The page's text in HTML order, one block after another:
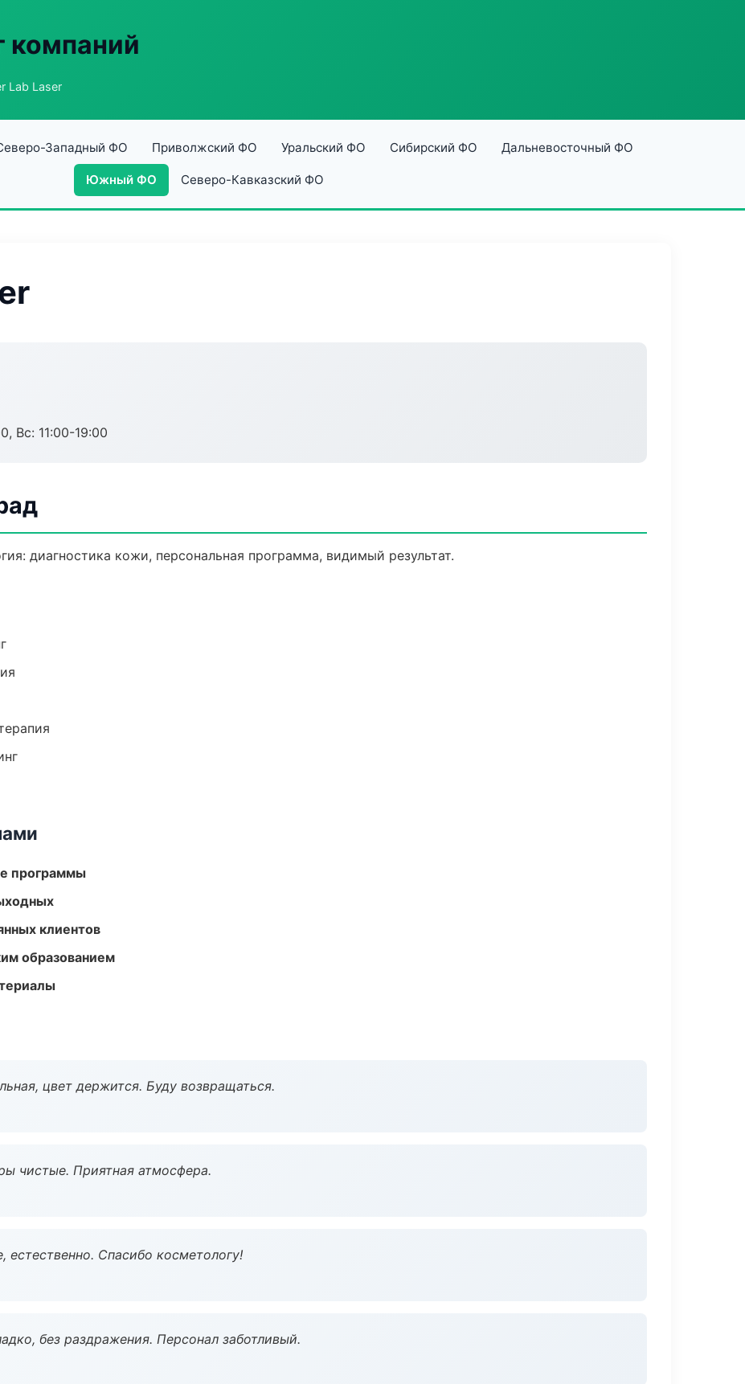
компаний
Lab Laser
Западный ФО Приволжский ФО Уральский ФО Сибирский ФО Дальневосточный ФО
Южный ФО Северо-Кавказский ФО
Вс: 11:00-19:00
диагностика кожи, персональная программа, видимый результат.
программы
клиентов
образованием
цвет держится. Буду возвращаться.
чистые. Приятная атмосфера.
Спасибо косметологу!
без раздражения. Персонал заботливый.